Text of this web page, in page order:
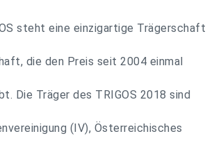
steht eine einzigartige Trägerschaft
die den Preis seit 2004 einmal
Die Träger des TRIGOS 2018 sind
(IV), Österreichisches